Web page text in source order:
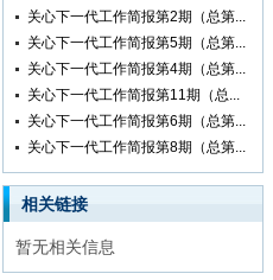
关心下一代工作简报第2期（总第...
关心下一代工作简报第5期（总第...
关心下一代工作简报第4期（总第...
关心下一代工作简报第11期（总...
关心下一代工作简报第6期（总第...
关心下一代工作简报第8期（总第...
相关链接
暂无相关信息